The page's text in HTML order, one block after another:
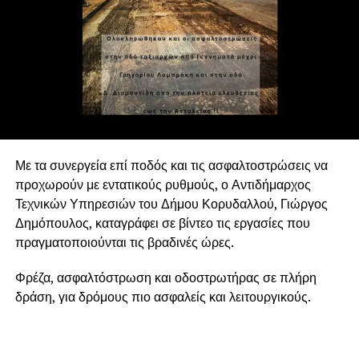
Με τα συνεργεία επί ποδός και τις ασφαλτοστρώσεις να
προχωρούν με εντατικούς ρυθμούς, ο Αντιδήμαρχος
Τεχνικών Υπηρεσιών του Δήμου Κορυδαλλού, Γιώργος
Δημόπουλος, καταγράφει σε βίντεο τις εργασίες που
πραγματοποιούνται τις βραδινές ώρες.
Φρέζα, ασφαλτόστρωση και οδοστρωτήρας σε πλήρη
δράση, για δρόμους πιο ασφαλείς και λειτουργικούς.